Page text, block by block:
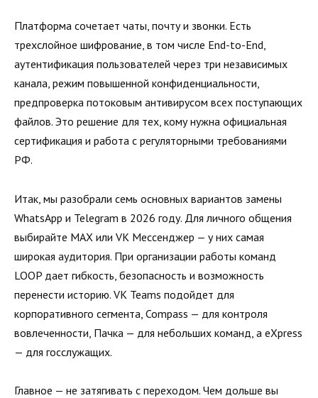
Платформа сочетает чаты, почту и звонки. Есть
трехслойное шифрование, в том числе End-to-End,
аутентификация пользователей через три независимых
канала, режим повышенной конфиденциальности,
предпроверка потоковым антивирусом всех поступающих
файлов. Это решение для тех, кому нужна официальная
сертификация и работа с регуляторными требованиями
РФ.
Итак, мы разобрали семь основных вариантов замены
WhatsApp и Telegram в 2026 году. Для личного общения
выбирайте MAX или VK Мессенджер — у них самая
широкая аудитория. При организации работы команд
LOOP дает гибкость, безопасность и возможность
перенести историю. VK Teams подойдет для
корпоративного сегмента, Compass — для контроля
вовлеченности, Пачка — для небольших команд, а eXpress
— для госслужащих.
Главное — не затягивать с переходом. Чем дольше вы